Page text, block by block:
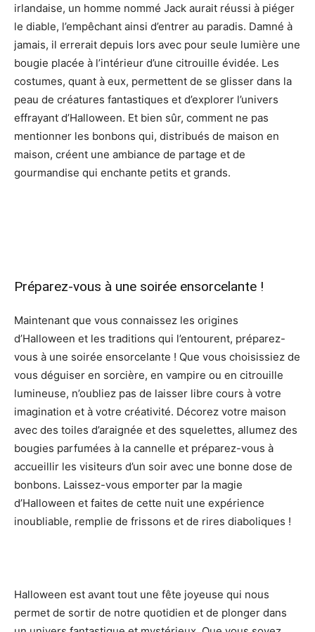
irlandaise, un homme nommé Jack aurait réussi à piéger
le diable, l’empêchant ainsi d’entrer au paradis. Damné à
jamais, il errerait depuis lors avec pour seule lumière une
bougie placée à l’intérieur d’une citrouille évidée. Les
costumes, quant à eux, permettent de se glisser dans la
peau de créatures fantastiques et d’explorer l’univers
effrayant d’Halloween. Et bien sûr, comment ne pas
mentionner les bonbons qui, distribués de maison en
maison, créent une ambiance de partage et de
gourmandise qui enchante petits et grands.
Préparez-vous à une soirée ensorcelante !
Maintenant que vous connaissez les origines
d’Halloween et les traditions qui l’entourent, préparez-
vous à une soirée ensorcelante ! Que vous choisissiez de
vous déguiser en sorcière, en vampire ou en citrouille
lumineuse, n’oubliez pas de laisser libre cours à votre
imagination et à votre créativité. Décorez votre maison
avec des toiles d’araignée et des squelettes, allumez des
bougies parfumées à la cannelle et préparez-vous à
accueillir les visiteurs d’un soir avec une bonne dose de
bonbons. Laissez-vous emporter par la magie
d’Halloween et faites de cette nuit une expérience
inoubliable, remplie de frissons et de rires diaboliques !
Halloween est avant tout une fête joyeuse qui nous
permet de sortir de notre quotidien et de plonger dans